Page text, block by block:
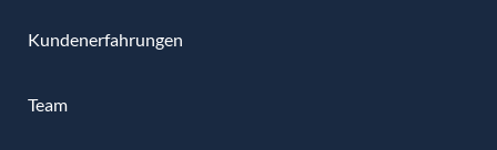
Kundenerfahrungen
Team